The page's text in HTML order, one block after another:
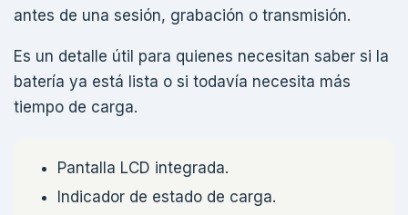
antes de una sesión, grabación o transmisión.
Es un detalle útil para quienes necesitan saber si la
batería ya está lista o si todavía necesita más
tiempo de carga.
Pantalla LCD integrada.
Indicador de estado de carga.